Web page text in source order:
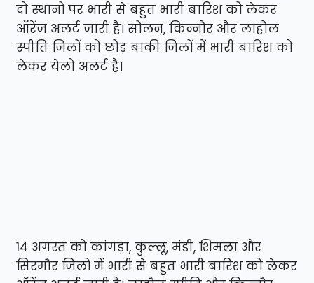
दो स्थानों पर भारी से बहुत भारी बारिश को लेकर
ऑरेंज अलर्ट जारी है। सोलन, किन्नौर और लाहौल
स्पीति जिलों को छोड़ बाकी जिलों में भारी बारिश को
लेकर येलो अलर्ट है।
14 अगस्त को कांगड़ा, कुल्लू, मंडी, शिमला और
सिरमौर जिलों में भारी से बहुत भारी बारिश को लेकर